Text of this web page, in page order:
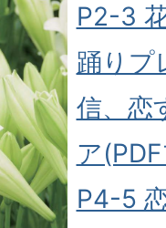
P2-3
踊りプ
信、恋
ア
P4-5